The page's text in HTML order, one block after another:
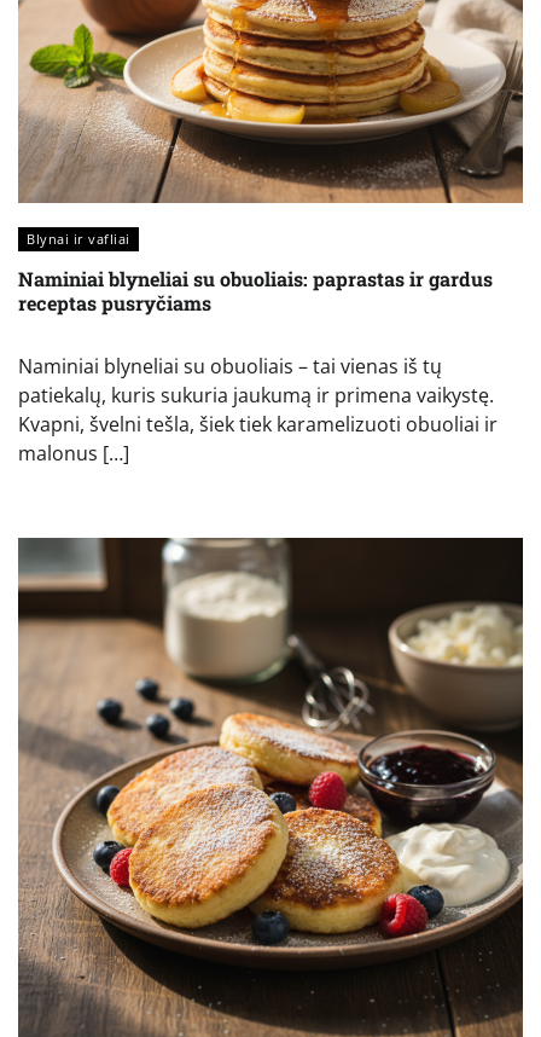
Blynai ir vafliai
Naminiai blyneliai su obuoliais: paprastas ir gardus
receptas pusryčiams
Naminiai blyneliai su obuoliais – tai vienas iš tų
patiekalų, kuris sukuria jaukumą ir primena vaikystę.
Kvapni, švelni tešla, šiek tiek karamelizuoti obuoliai ir
malonus […]